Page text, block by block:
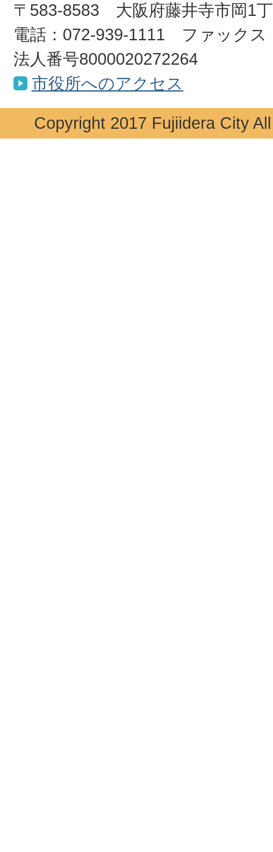
〒583-8583 大阪府藤井寺市岡1
電話：072-939-1111 ファックス
法人番号8000020272264
市役所へのアクセス
Copyright 2017 Fujiidera City